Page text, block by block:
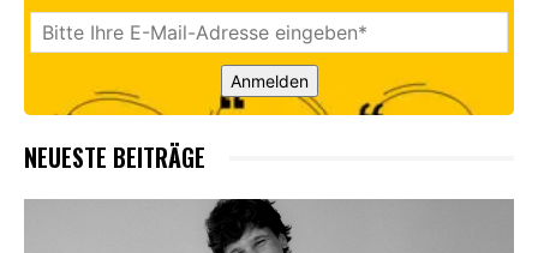
Anmelden
NEUESTE BEITRÄGE